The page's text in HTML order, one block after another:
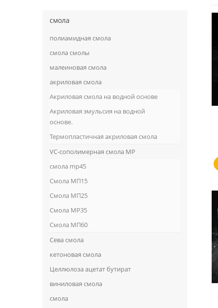
смола
полиамидная смола
смола смолы
малеиновая смола
акриловая смола
Акриловая смола на водной основе
Акриловая эмульсия на водной
основе.
Термопластичная акриловая смола
VC-сополимерная смола MP
смола mp45
Смола МП15
Смола МП25
Смола MP35
Смола МП60
Сева смола
кетоновая смола
Целлюлоза ацетат бутират
виниловая смола
смола